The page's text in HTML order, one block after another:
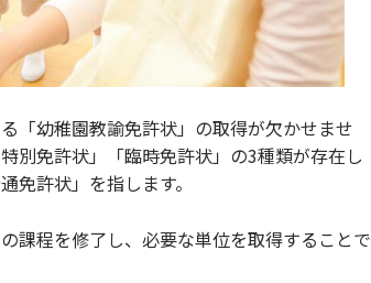
「幼稚園教諭免許状」の取得が欠かせませ
別免許状」「臨時免許状」の3種類が存在し
免許状」を指します。
課程を修了し、必要な単位を取得することで